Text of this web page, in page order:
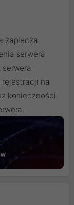
zaplecza
serwera
na
konieczności